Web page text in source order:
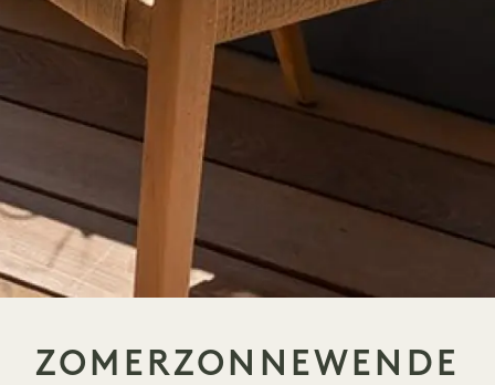
ZOMERZONNEWENDE